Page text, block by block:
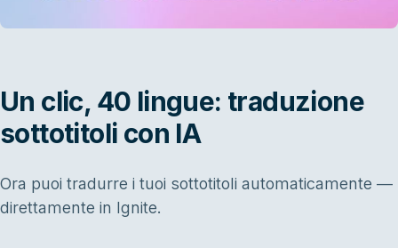
Un clic, 40 lingue: traduzione
sottotitoli con IA
Ora puoi tradurre i tuoi sottotitoli automaticamente —
direttamente in Ignite.